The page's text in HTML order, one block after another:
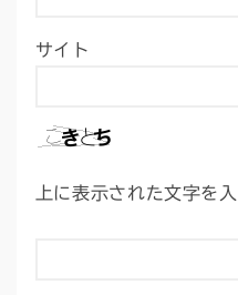
サイト
上に表示された文字を